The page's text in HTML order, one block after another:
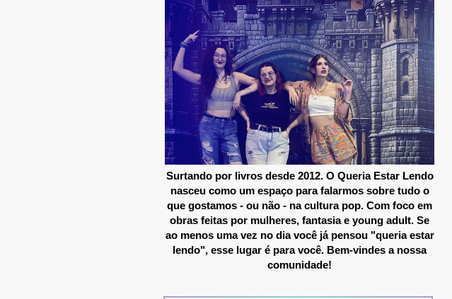
Surtando por livros desde 2012. O Queria Estar Lendo
nasceu como um espaço para falarmos sobre tudo o
que gostamos - ou não - na cultura pop. Com foco em
obras feitas por mulheres, fantasia e young adult. Se
ao menos uma vez no dia você já pensou "queria estar
lendo", esse lugar é para você. Bem-vindes a nossa
comunidade!